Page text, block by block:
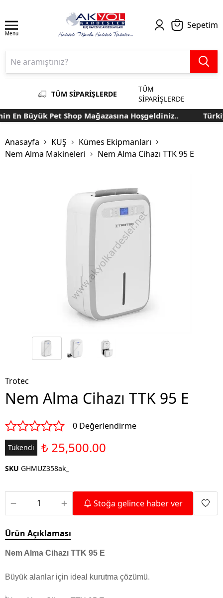
Menu
Sepetim
TÜM SİPARİŞLERDE
TÜM
SİPARİŞLERDE
Büyük Pet Shop Mağazasına Hoşgeldiniz..
Anasayfa KUŞ
Kümes Ekipmanları
Nem Alma Makineleri
Nem Alma Cihazı TTK 95 E
Trotec
Nem Alma Cihazı TTK 95 E
0 Değerlendirme
Tükendi ₺ 25,500.00
SKU GHMUZ358ak_
Stoğa gelince haber ver
Ürün Açıklaması
Nem Alma Cihazı TTK 95 E
Büyük alanlar için ideal kurutma çözümü.